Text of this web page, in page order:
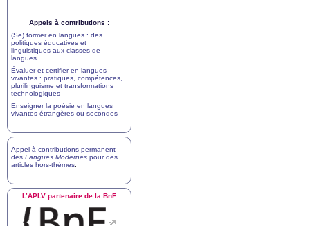
Appels à contributions :
(Se) former en langues : des
politiques éducatives et
linguistiques aux classes de
langues
Évaluer et certifier en langues
vivantes : pratiques, compétences,
plurilinguisme et transformations
technologiques
Enseigner la poésie en langues
vivantes étrangères ou secondes
Appel à contributions permanent
des Langues Modernes pour des
articles hors-thèmes
L’APLV partenaire de la BnF